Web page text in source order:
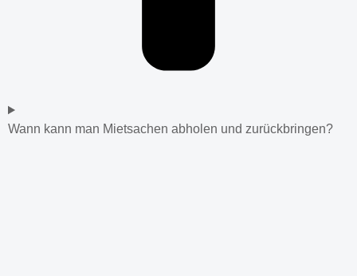
Wann kann man Mietsachen abholen und zurückbringen?